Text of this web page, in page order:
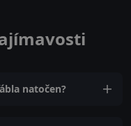
natočen?